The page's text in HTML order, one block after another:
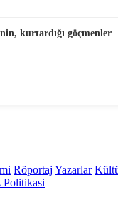
kurtardığı göçmenler
Röportaj Yazarlar
Politikasi